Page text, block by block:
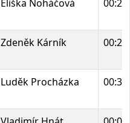
Eliška Noháčová
Zdeněk Kárník
Luděk Procházka